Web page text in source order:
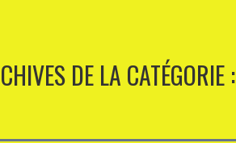
DE LA CATÉGORIE :